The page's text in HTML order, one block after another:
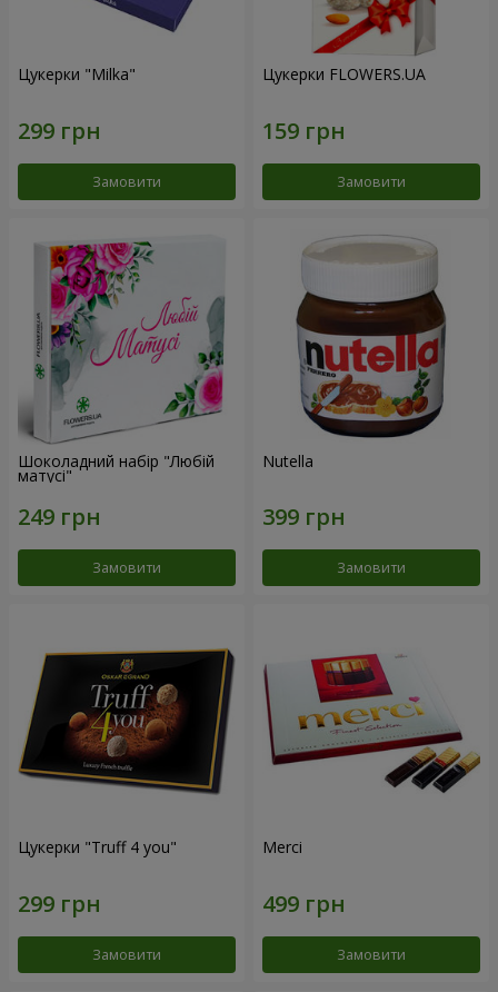
Цукерки "Milka"
Замовити
Цукерки FLOWERS.UA
Замовити
Шоколадний набір "Любій
матусі"
Замовити
Nutella
Замовити
Цукерки "Truff 4 you"
Замовити
Merci
Замовити